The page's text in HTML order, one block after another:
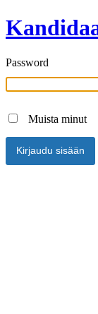
Password
Muista minut